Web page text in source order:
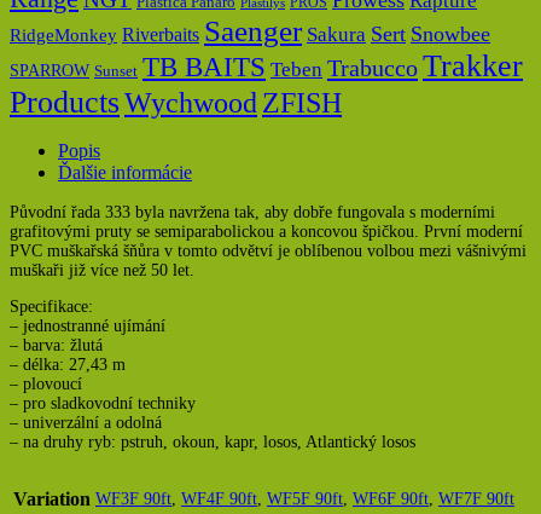
Plastilys
RidgeMonkey Riverbaits Saenger Sakura Sert Snowbee
SPARROW Sunset TB BAITS Teben TrabuccoTrakker
ProductsWychwood ZFISH
Popis
Ďalšie informácie
Původní řada 333 byla navržena tak, aby dobře fungovala s moderními
grafitovými pruty se semiparabolickou a koncovou špičkou. První moderní
PVC muškařská šňůra v tomto odvětví je oblíbenou volbou mezi vášnivými
muškaři již více než 50 let.
Specifikace:
– jednostranné ujímání
– barva: žlutá
– délka: 27,43 m
– plovoucí
– pro sladkovodní techniky
– univerzální a odolná
– na druhy ryb: pstruh, okoun, kapr, losos, Atlantický losos
Variation WF3F 90ft WF4F 90ft WF5F 90ft WF6F 90ft WF7F 90ft